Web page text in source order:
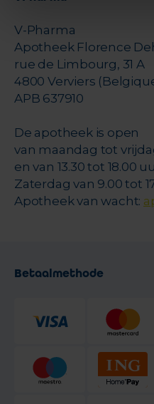
V-Pharma
Apotheek Florence
rue de Limbourg, 31 A
4800 Verviers
APB 637910
De apotheek is open
van maandag tot
en van 13.30 tot 18.00
Zaterdag van 9.00 tot
Apotheek van wacht:
Betaalmethode